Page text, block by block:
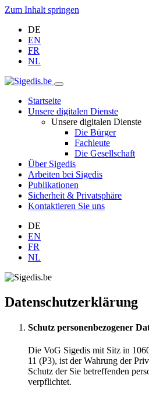
Zum Inhalt springen
DE
EN
FR
NL
Startseite
Unsere digitalen Dienste
Unsere digitalen Dienste
Die Bürger
Fachleute
Die Gesellschaft
Über Sigedis
Arbeiten bei Sigedis
Publikationen
Sicherheit & Privatsphäre
Kontaktieren Sie uns
DE
EN
FR
NL
Datenschutzerklärung
Schutz personenbezogener
Die VoG Sigedis mit Sitz in
11 (P3), ist der Wahrung der
Schutz der Sie betreffenden
verpflichtet.